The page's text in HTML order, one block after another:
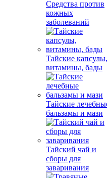
Средства против
кожных
заболеваний
Тайские капсулы,
витамины, бады
Тайские
бальзамы и мази
Тайский чай и
сборы для
заваривания